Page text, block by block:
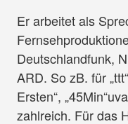
Er arbeitet als
Deutschlandfunk,
ARD. So zB. für
Ersten“,
zahlreich. Für das